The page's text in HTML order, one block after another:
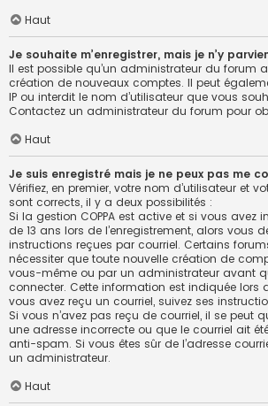
Haut
Je souhaite m’enregistrer, mais je n’y
Il est possible qu’un administrateur du forum
création de nouveaux comptes. Il peut
IP ou interdit le nom d’utilisateur que vous
Contactez un administrateur du forum pour
Haut
Je suis enregistré mais je ne peux pas me
Vérifiez, en premier, votre nom d’utilisateur et
sont corrects, il y a deux possibilités :
Si la gestion COPPA est active et si vous avez
de 13 ans lors de l’enregistrement, alors vous
instructions reçues par courriel. Certains
nécessiter que toute nouvelle création de
vous-même ou par un administrateur avant
connecter. Cette information est indiquée lors
vous avez reçu un courriel, suivez ses
Si vous n’avez pas reçu de courriel, il se peut
une adresse incorrecte ou que le courriel ait
anti-spam. Si vous êtes sûr de l’adresse
un administrateur.
Haut